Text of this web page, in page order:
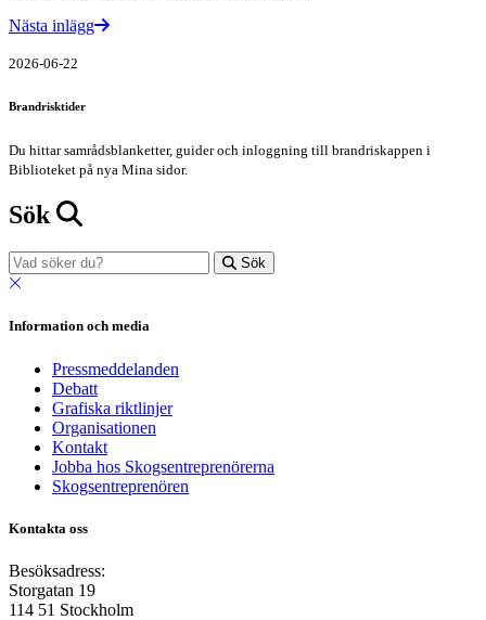
Nästa inlägg
2026-06-22
Brandrisktider
Du hittar samrådsblanketter, guider och inloggning till brandriskappen i
Biblioteket på nya Mina sidor.
Sök
Sök
Information och media
Pressmeddelanden
Debatt
Grafiska riktlinjer
Organisationen
Kontakt
Jobba hos Skogsentreprenörerna
Skogsentreprenören
Kontakta oss
Besöksadress:
Storgatan 19
114 51 Stockholm